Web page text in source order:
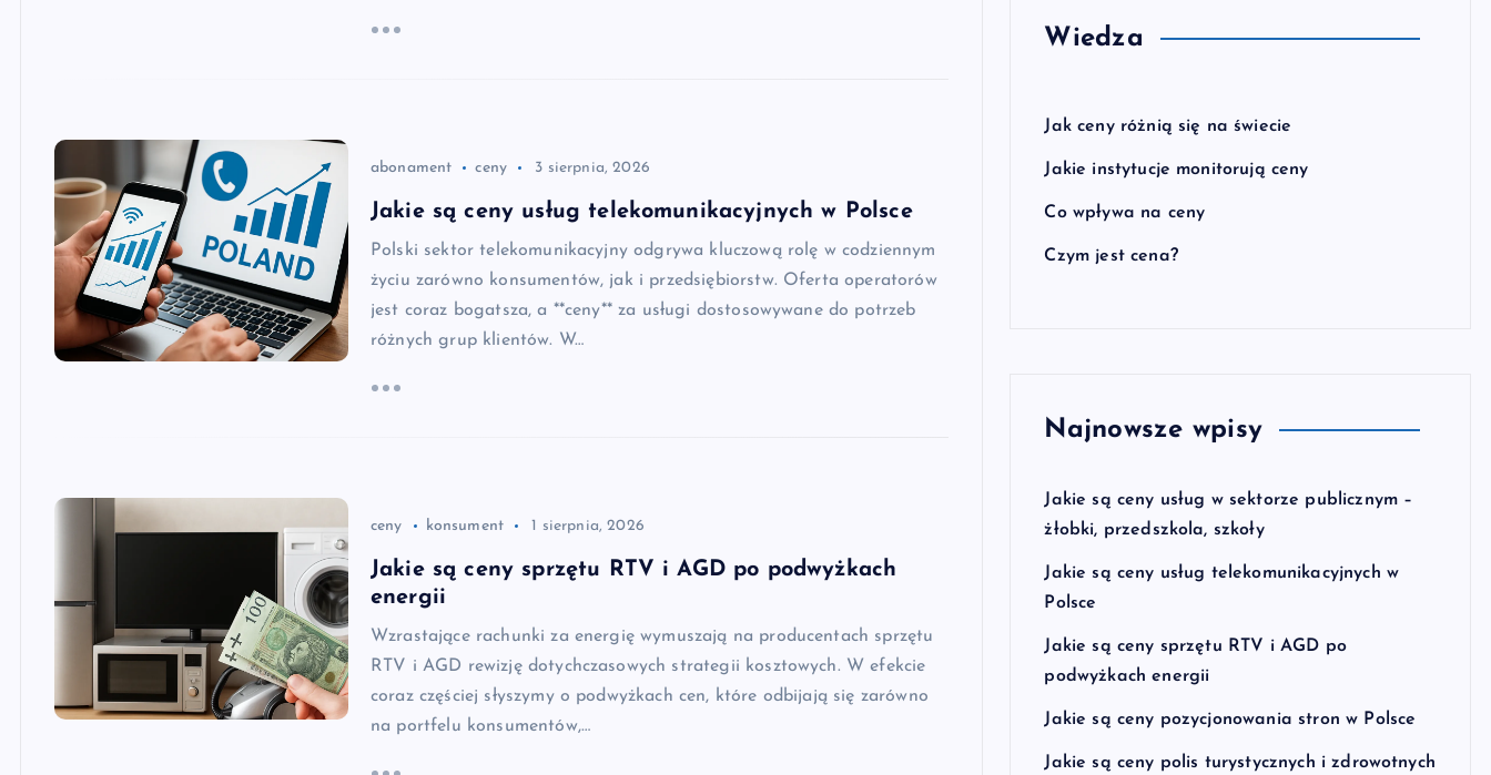
abonament ceny 3 sierpnia, 2026
Jakie są ceny usług telekomunikacyjnych w Polsce
Polski sektor telekomunikacyjny odgrywa kluczową rolę w codziennym
życiu zarówno konsumentów, jak i przedsiębiorstw. Oferta operatorów
jest coraz bogatsza, a **ceny** za usługi dostosowywane do potrzeb
różnych grup klientów. W…
ceny konsument 1 sierpnia, 2026
Jakie są ceny sprzętu RTV i AGD po podwyżkach
energii
Wzrastające rachunki za energię wymuszają na producentach sprzętu
RTV i AGD rewizję dotychczasowych strategii kosztowych. W efekcie
coraz częściej słyszymy o podwyżkach cen, które odbijają się zarówno
na portfelu konsumentów,…
Wiedza
Jak ceny różnią się na świecie
Jakie instytucje monitorują ceny
Co wpływa na ceny
Czym jest cena?
Najnowsze wpisy
Jakie są ceny usług w sektorze publicznym –
żłobki, przedszkola, szkoły
Jakie są ceny usług telekomunikacyjnych w
Polsce
Jakie są ceny sprzętu RTV i AGD po
podwyżkach energii
Jakie są ceny pozycjonowania stron w Polsce
Jakie są ceny polis turystycznych i zdrowotnych